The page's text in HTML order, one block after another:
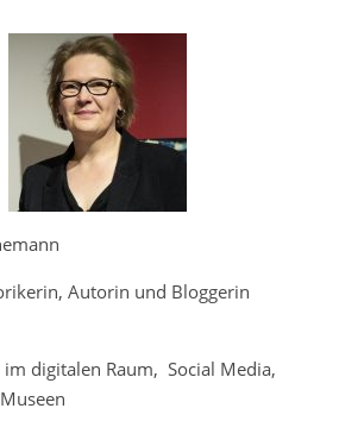
Autorin und Bloggerin
digitalen Raum, Social Media,